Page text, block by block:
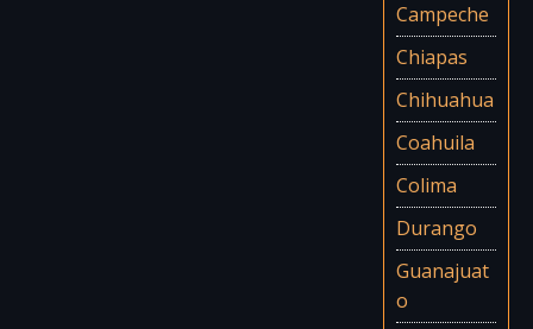
Campeche
Chiapas
Chihuahua
Coahuila
Colima
Durango
Guanajuat
o